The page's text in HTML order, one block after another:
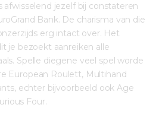
afwisselend jezelf bij constateren
Bank. De charisma van die
erg intact over. Het
je bezoekt aanreiken alle
Spelle diegene veel spel worde
European Roulett, Multihand
echter bijvoorbeeld ook Age
Four.